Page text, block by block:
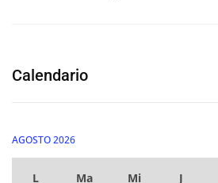
Calendario
AGOSTO 2026
L Ma Mi J